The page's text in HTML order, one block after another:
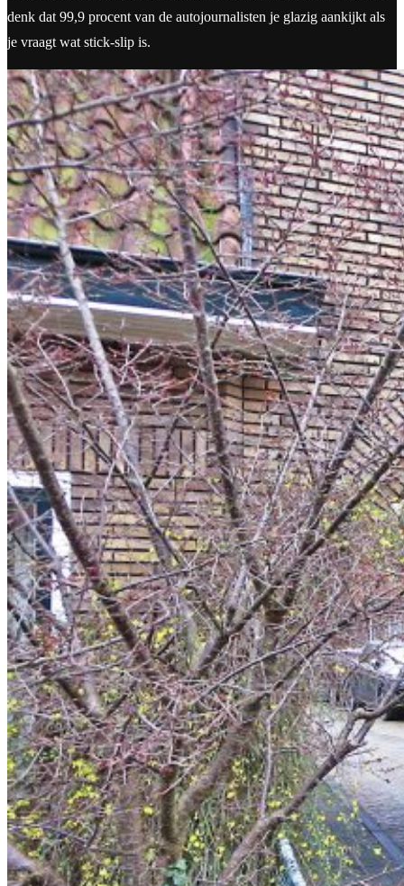
denk dat 99,9 procent van de autojournalisten je glazig aankijkt als
je vraagt wat stick-slip is.